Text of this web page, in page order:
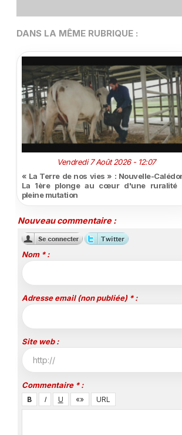
DANS LA MÊME RUBRIQUE :
Vendredi 7 Août 2026 - 12:07
« La Terre de nos vies » : Nouvelle-
La 1ère plonge au cœur d'une ruralité
pleine mutation
Nouveau commentaire :
Nom * :
Adresse email (non publiée) * :
Site web :
Commentaire * :